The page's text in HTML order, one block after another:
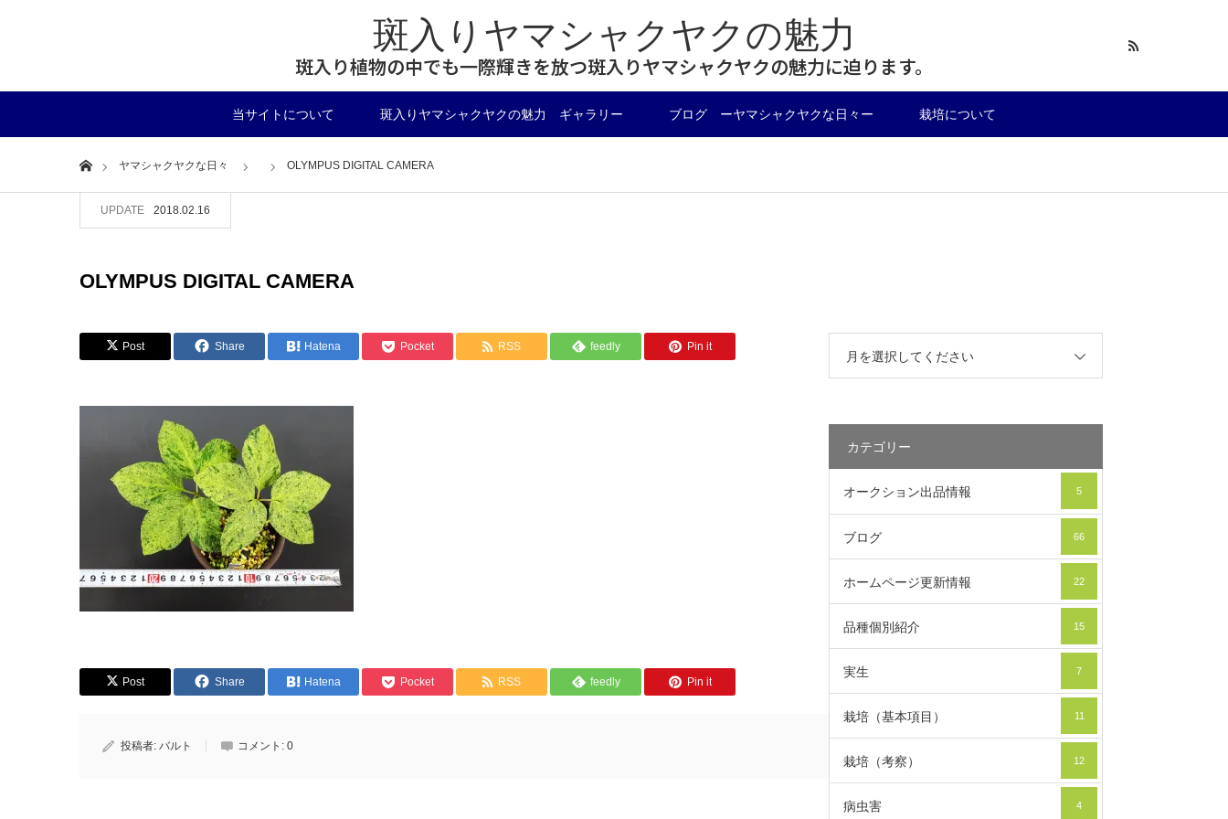
斑入りヤマシャクヤクの魅力
斑入り植物の中でも一際輝きを放つ斑入りヤマシャクヤクの魅力に迫ります。
当サイトについて 斑入りヤマシャクヤクの魅力 ギャラリー ブログ ーヤマシャクヤクな日々ー 栽培について
Homeヤマシャクヤクな日々 OLYMPUS DIGITAL CAMERA
UPDATE 2018.02.16
OLYMPUS DIGITAL CAMERA
Post Share Hatena Pocket RSS feedly Pin it
Post Share Hatena Pocket RSS feedly Pin it
投稿者: バルト コメント: 0
月を選択してください
カテゴリー
オークション出品情報 5
ブログ 66
ホームページ更新情報 22
品種個別紹介 15
実生 7
栽培（基本項目） 11
栽培（考察） 12
病虫害 4